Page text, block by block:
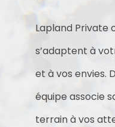
Lapland Private
s’adaptent à
et à vos envies.
équipe associe
terrain à vos